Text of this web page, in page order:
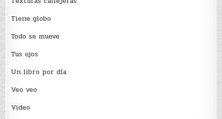
Tiene globo
Todo se mueve
Tus ojos
Un libro por día
Veo veo
Video